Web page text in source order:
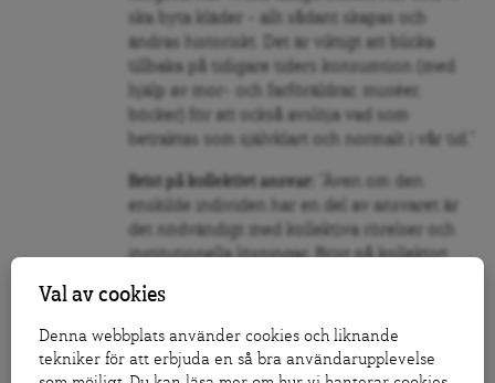
ska byta kläder – allt sådant skapas och
ändras historiskt. Det är viktigt att blicka
tillbaka på tidigare tiders konsumtion (med
hjälp av mor- och farföräldrar, muséer,
böcker) för att också avslöja vad som
betraktas som självklart och normalt i vår tid.”
Brist på kollektivt ansvar:
”Även om den
enskilde individen har en del av ansvaret är
det nödvändigt med kollektiva rörelser och
institutionella lösningar. Brist på kollektivt
känna att det är meningslöst att göra
uppoffringar om inte samhället eller andra
människor gör det i tillräcklig utsträckning, i
synnerhet de med pengar och makt. Det krävs
Val av cookies
Denna webbplats använder cookies och liknande
tekniker för att erbjuda en så bra användarupplevelse